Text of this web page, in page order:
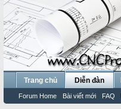
Trang chủ Diễn đàn
Forum Home Bài viết mới FAQ